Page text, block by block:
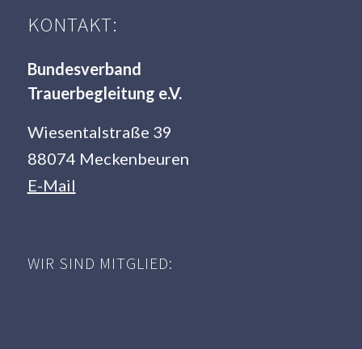
KONTAKT:
Bundesverband
Trauerbegleitung e.V.
Wiesentalstraße 39
88074 Meckenbeuren
E-Mail
WIR SIND MITGLIED: